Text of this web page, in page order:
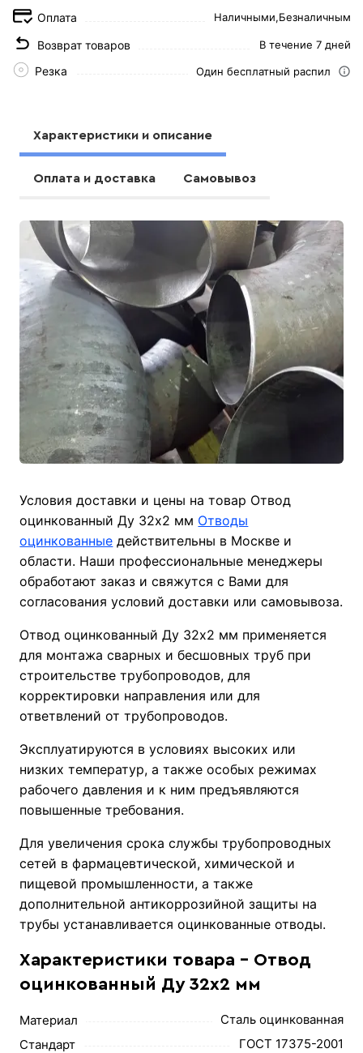
Оплата Наличными,Безналичным
Возврат товаров В течение 7 дней
Резка Один бесплатный распил
Характеристики и описание
Оплата и доставка Самовывоз
Условия доставки и цены на товар Отвод
оцинкованный Ду 32х2 мм Отводы
оцинкованные действительны в Москве и
области. Наши профессиональные менеджеры
обработают заказ и свяжутся с Вами для
согласования условий доставки или самовывоза.
Отвод оцинкованный Ду 32х2 мм применяется
для монтажа сварных и бесшовных труб при
строительстве трубопроводов, для
корректировки направления или для
ответвлений от трубопроводов.
Эксплуатируются в условиях высоких или
низких температур, а также особых режимах
рабочего давления и к ним предъявляются
повышенные требования.
Для увеличения срока службы трубопроводных
сетей в фармацевтической, химической и
пищевой промышленности, а также
дополнительной антикоррозийной защиты на
трубы устанавливается оцинкованные отводы.
Характеристики товара - Отвод
оцинкованный Ду 32х2 мм
Материал
Сталь оцинкованная
Стандарт
ГОСТ 17375-2001